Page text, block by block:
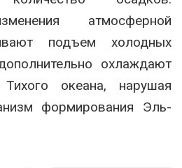
атмосферной
подъем холодных
охлаждают
океана, нарушая
формирования Эль-